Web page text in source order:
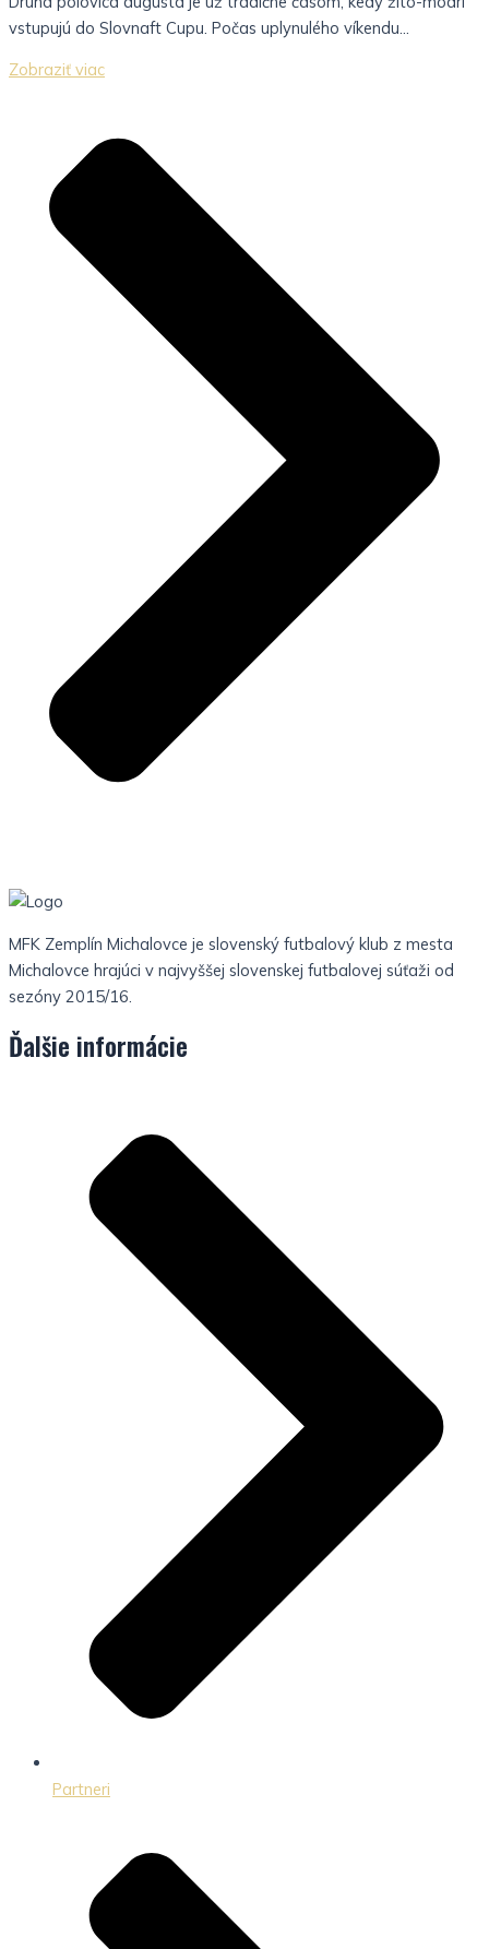
vstupujú do Slovnaft Cupu. Počas uplynulého víkendu...
Zobraziť viac
MFK Zemplín Michalovce je slovenský futbalový klub z mesta
Michalovce hrajúci v najvyššej slovenskej futbalovej súťaži od
sezóny 2015/16.
Ďalšie informácie
Partneri